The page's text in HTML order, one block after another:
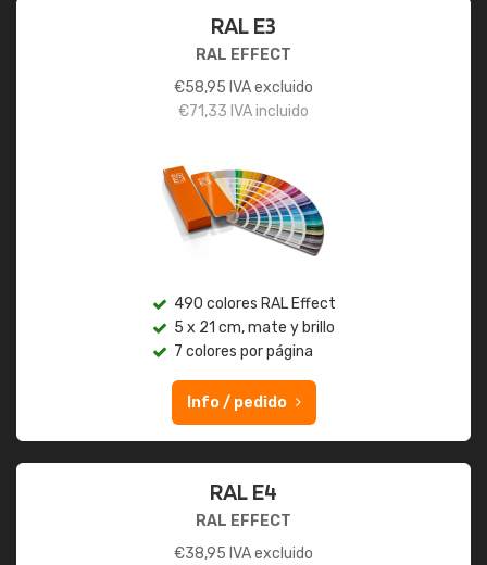
RAL E3
RAL EFFECT
€58,95 IVA excluido
€71,33 IVA incluido
490 colores RAL Effect
5 x 21 cm, mate y brillo
7 colores por página
Info / pedido
RAL E4
RAL EFFECT
€38,95 IVA excluido